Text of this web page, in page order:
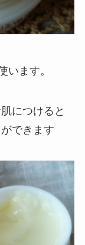
います。
につけると
できます